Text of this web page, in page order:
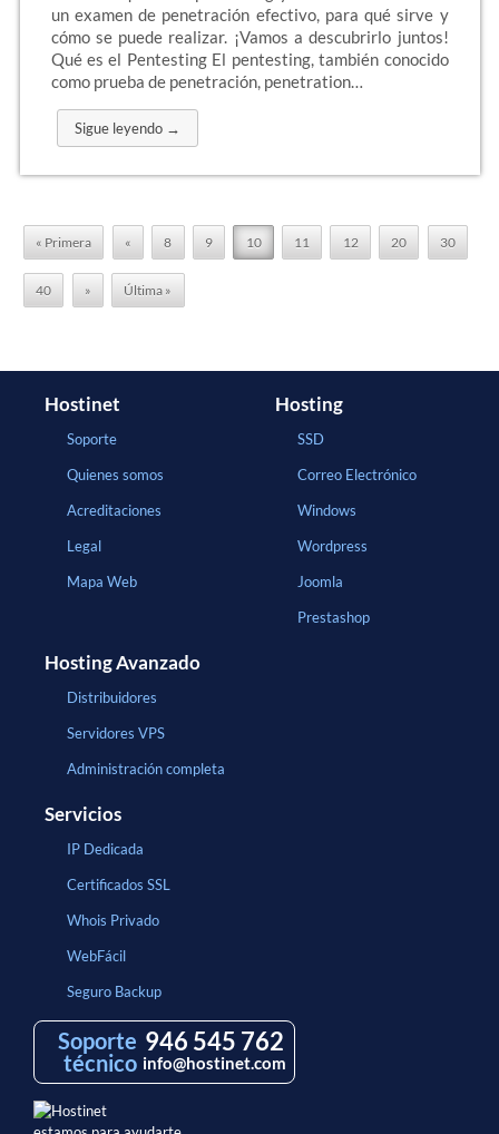
un examen de penetración efectivo, para qué sirve y
cómo se puede realizar. ¡Vamos a descubrirlo juntos!
Qué es el Pentesting El pentesting, también conocido
como prueba de penetración, penetration…
Sigue leyendo →
« Primera « 8 9 10 11 12 20 30
40 » Última »
Hostinet
Soporte
Quienes somos
Acreditaciones
Legal
Mapa Web
Hosting
SSD
Correo Electrónico
Windows
Wordpress
Joomla
Prestashop
Hosting Avanzado
Distribuidores
Servidores VPS
Administración completa
Servicios
IP Dedicada
Certificados SSL
Whois Privado
WebFácil
Seguro Backup
Soporte
técnico
946 545 762
info@hostinet.com